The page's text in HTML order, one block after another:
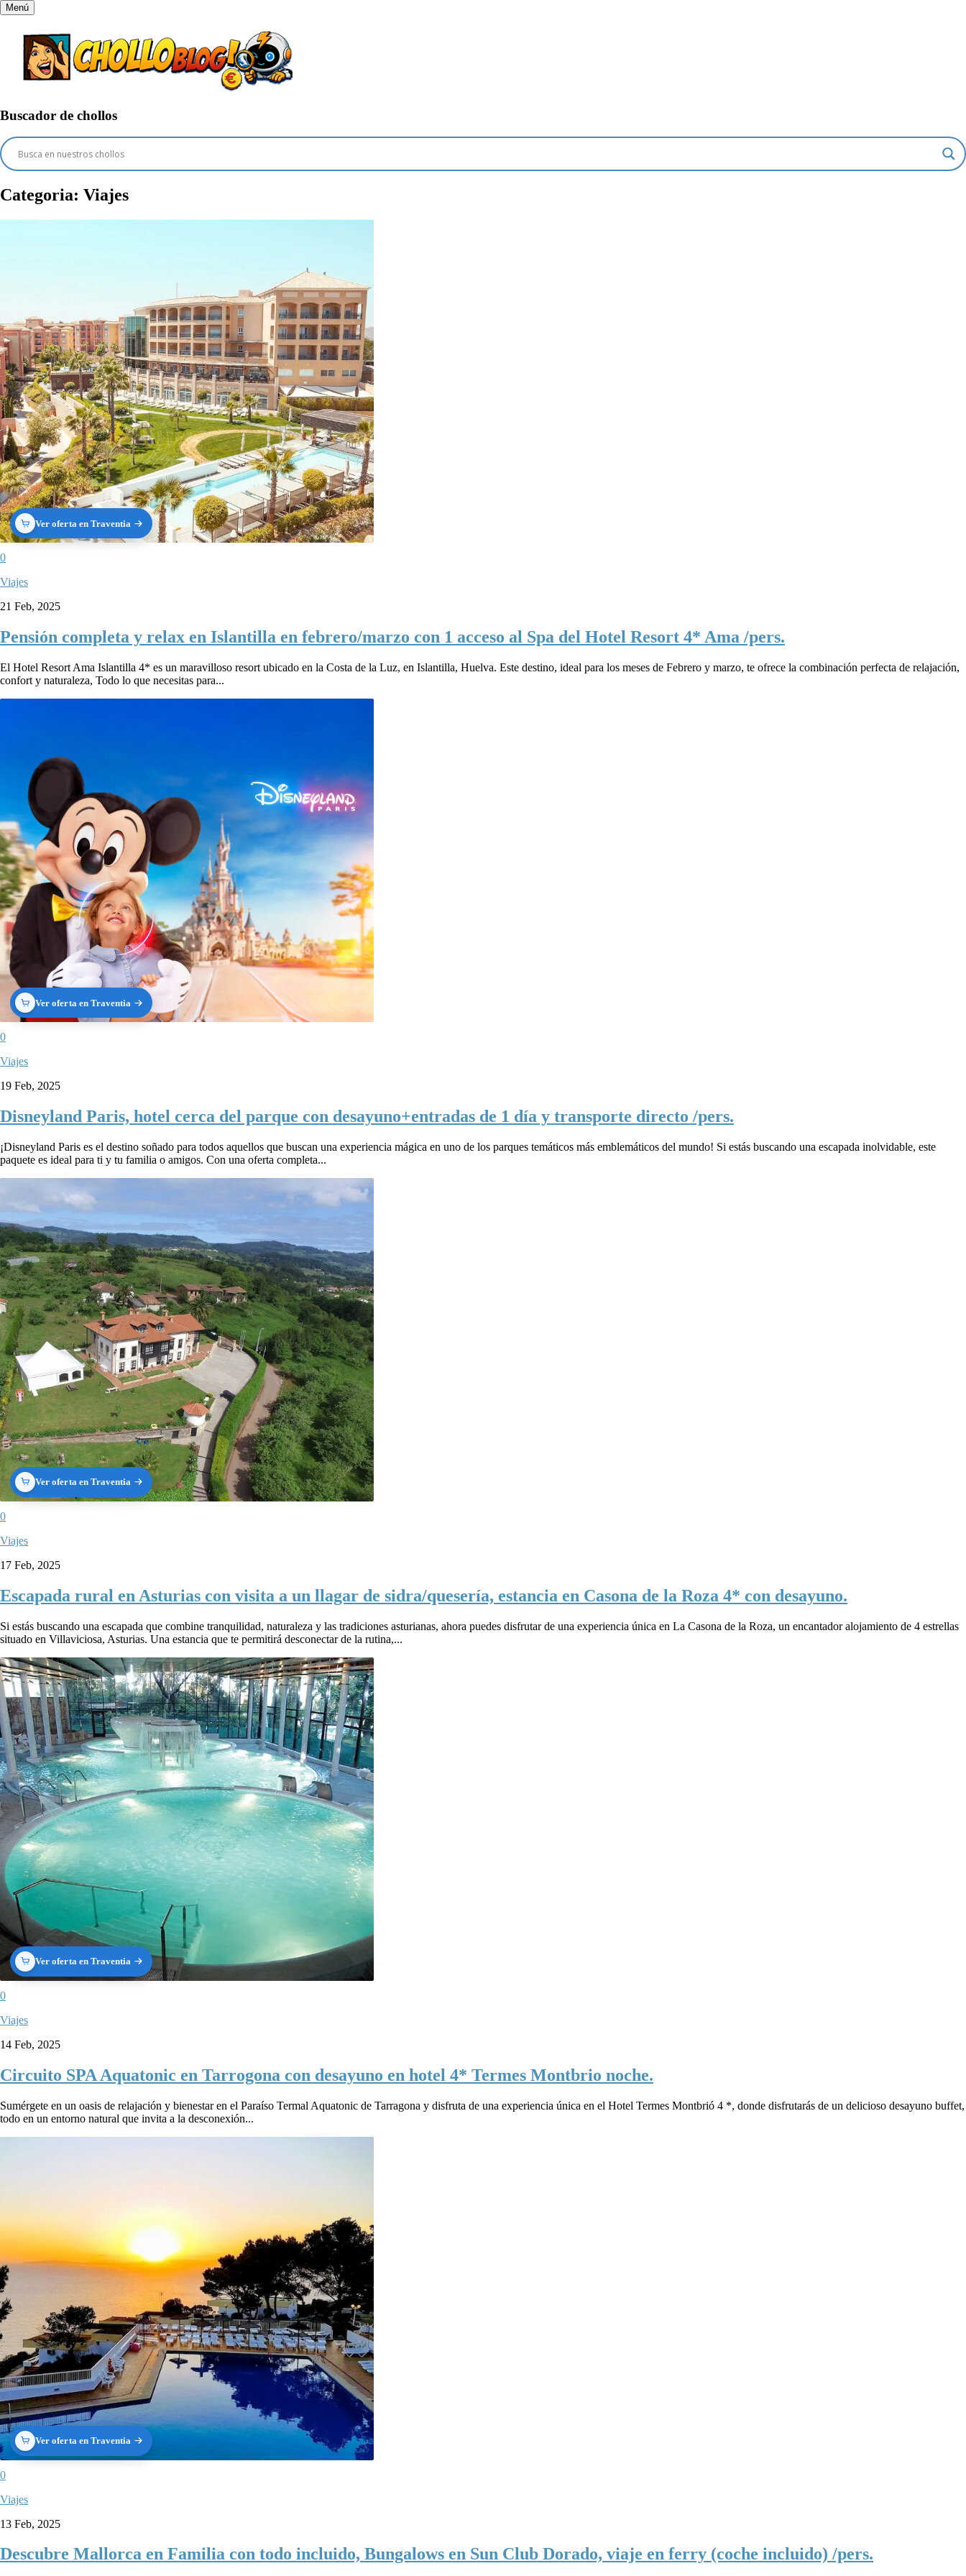
Menú
Buscador de chollos
Categoria: Viajes
Ver oferta en Traventia
0
Viajes
21 Feb, 2025
Pensión completa y relax en Islantilla en febrero/marzo con 1 acceso al Spa del Hotel Resort 4* Ama /pers.
El Hotel Resort Ama Islantilla 4* es un maravilloso resort ubicado en la Costa de la Luz, en Islantilla, Huelva. Este destino, ideal para los meses de Febrero y marzo, te ofrece la combinación perfecta de relajación,
confort y naturaleza, Todo lo que necesitas para...
Ver oferta en Traventia
0
Viajes
19 Feb, 2025
Disneyland Paris, hotel cerca del parque con desayuno+entradas de 1 día y transporte directo /pers.
¡Disneyland Paris es el destino soñado para todos aquellos que buscan una experiencia mágica en uno de los parques temáticos más emblemáticos del mundo! Si estás buscando una escapada inolvidable, este
paquete es ideal para ti y tu familia o amigos. Con una oferta completa...
Ver oferta en Traventia
0
Viajes
17 Feb, 2025
Escapada rural en Asturias con visita a un llagar de sidra/quesería, estancia en Casona de la Roza 4* con desayuno.
Si estás buscando una escapada que combine tranquilidad, naturaleza y las tradiciones asturianas, ahora puedes disfrutar de una experiencia única en La Casona de la Roza, un encantador alojamiento de 4 estrellas
situado en Villaviciosa, Asturias. Una estancia que te permitirá desconectar de la rutina,...
Ver oferta en Traventia
0
Viajes
14 Feb, 2025
Circuito SPA Aquatonic en Tarrogona con desayuno en hotel 4* Termes Montbrio noche.
Sumérgete en un oasis de relajación y bienestar en el Paraíso Termal Aquatonic de Tarragona y disfruta de una experiencia única en el Hotel Termes Montbrió 4 *, donde disfrutarás de un delicioso desayuno buffet,
todo en un entorno natural que invita a la desconexión...
Ver oferta en Traventia
0
Viajes
13 Feb, 2025
Descubre Mallorca en Familia con todo incluido, Bungalows en Sun Club Dorado, viaje en ferry (coche incluido) /pers.